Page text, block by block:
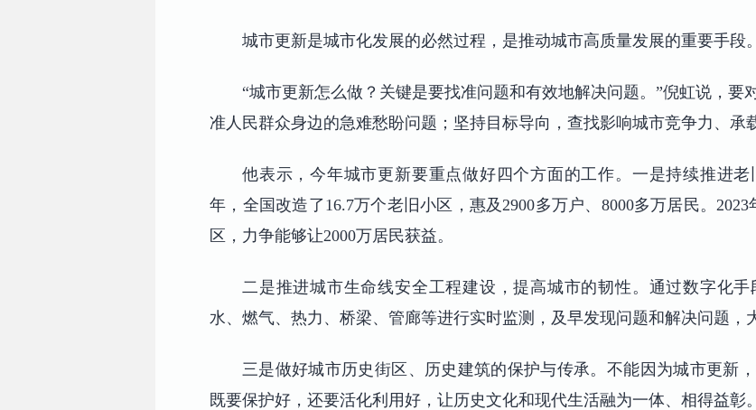
城市更新是城市化发展的必然过程，是推动城市高质量发展的重要手段。
“城市更新怎么做？关键是要找准问题和有效地解决问题。”倪虹说，要
准人民群众身边的急难愁盼问题；坚持目标导向，查找影响城市竞争力、承
他表示，今年城市更新要重点做好四个方面的工作。一是持续推进
年，全国改造了16.7万个老旧小区，惠及2900多万户、8000多万居民。
区，力争能够让2000万居民获益。
二是推进城市生命线安全工程建设，提高城市的韧性。通过数字化
水、燃气、热力、桥梁、管廊等进行实时监测，及早发现问题和解决问题，
三是做好城市历史街区、历史建筑的保护与传承。不能因为城市更新
既要保护好，还要活化利用好，让历史文化和现代生活融为一体、相得益彰。